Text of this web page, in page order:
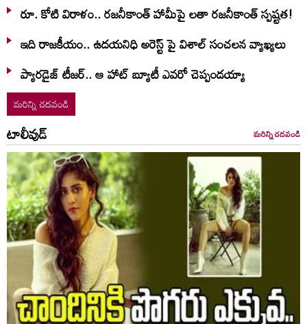
రూ. కోటి విరాళం.. రజనీకాంత్ హామీపై లతా రజనీకాంత్ స్పష్టత!
ఇది రాజకీయం.. ఉదయనిధి అరెస్ట్ పై విశాల్ సంచలన వ్యాఖ్యలు
ప్యారడైజ్ టీజర్.. ఆ హాట్ బ్యూటీ ఎవరో చెప్పండయ్యా
మరిన్ని చదవండి
టాలీవుడ్ మరిన్ని చదవండి